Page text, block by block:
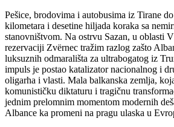
Pešice, brodovima i autobusima iz Tirane
kilometara i desetine hiljada koraka sa
stanovništvom. Na ostrvu Sazan, u oblasti
rezervaciji Zvërnec tražim razlog zašto
luksuznih odmarališta za ultrabogatog iz
impuls je postao katalizator nacionalnog i
oligarha i vlasti. Mala balkanska zemlja,
komunističku diktaturu i tragičnu
jednim prelomnim momentom modernih
Albance ka promeni na pragu ulaska u